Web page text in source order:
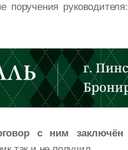
поручения
с ним